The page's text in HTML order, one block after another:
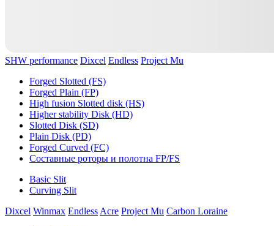
SHW performance Dixcel Endless Project Mu
Forged Slotted (FS)
Forged Plain (FP)
High fusion Slotted disk (HS)
Higher stability Disk (HD)
Slotted Disk (SD)
Plain Disk (PD)
Forged Curved (FC)
Составные роторы и полотна FP/FS
Basic Slit
Curving Slit
Dixcel Winmax Endless Acre Project Mu Carbon Loraine